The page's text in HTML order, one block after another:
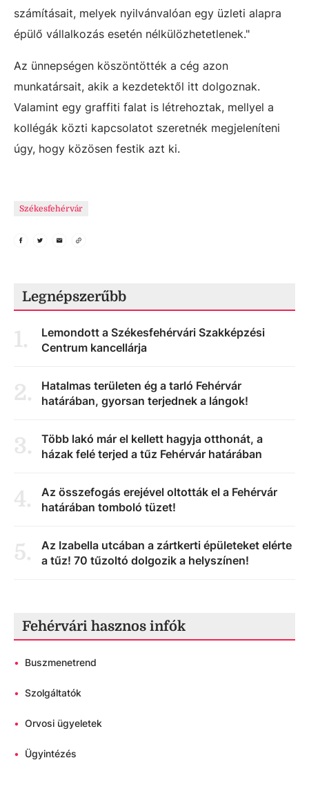
számításait, melyek nyilvánvalóan egy üzleti alapra
épülő vállalkozás esetén nélkülözhetetlenek."
Az ünnepségen köszöntötték a cég azon
munkatársait, akik a kezdetektől itt dolgoznak.
Valamint egy graffiti falat is létrehoztak, mellyel a
kollégák közti kapcsolatot szeretnék megjeleníteni
úgy, hogy közösen festik azt ki.
Székesfehérvár
Legnépszerűbb
1.
Lemondott a Székesfehérvári Szakképzési
Centrum kancellárja
2.
Hatalmas területen ég a tarló Fehérvár
határában, gyorsan terjednek a lángok!
3.
Több lakó már el kellett hagyja otthonát, a
házak felé terjed a tűz Fehérvár határában
4.
Az összefogás erejével oltották el a Fehérvár
határában tomboló tüzet!
5.
Az Izabella utcában a zártkerti épületeket elérte
a tűz! 70 tűzoltó dolgozik a helyszínen!
Fehérvári hasznos infók
• Buszmenetrend
• Szolgáltatók
• Orvosi ügyeletek
• Ügyintézés